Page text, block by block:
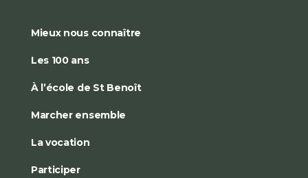
Mieux nous connaître
Les 100 ans
À l’école de St Benoît
Marcher ensemble
La vocation
Participer